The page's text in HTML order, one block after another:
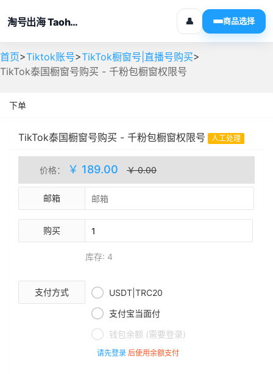
淘号出海 Taohaochuhai 👤 商品选择
首页>Tiktok账号>TikTok橱窗号|直播号购买>
TikTok泰国橱窗号购买 - 千粉包橱窗权限号
下单
TikTok泰国橱窗号购买 - 千粉包橱窗权限号 人工处理
价格： ￥ 189.00 ￥ 0.00
邮箱
购买
库存: 4
支付方式  USDT|TRC20
 支付宝当面付
 钱包余额 (需要登录)
请先登录 后使用余额支付